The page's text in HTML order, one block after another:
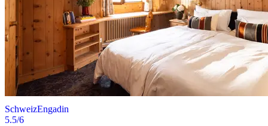
SchweizEngadin
5.5/6